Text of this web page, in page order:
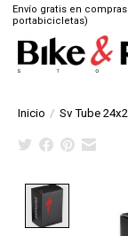
Envío gratis en
portabicicletas)
Inicio / Sv Tube